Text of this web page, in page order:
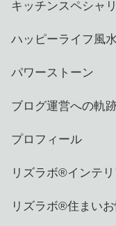
キッチンスペシャ
ハッピーライフ風水
パワーストーン
ブログ運営への軌
プロフィール
リズラボ®️インテ
リズラボ®️住まい